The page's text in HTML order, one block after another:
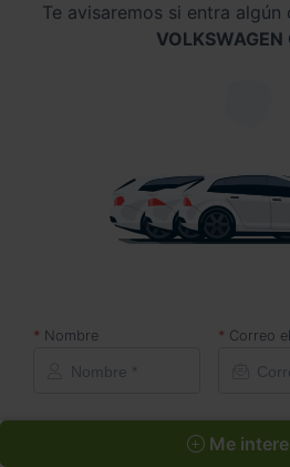
Te avisaremos si entra
VOLKSWAGEN
Nombre Correo
Acepto la
Me